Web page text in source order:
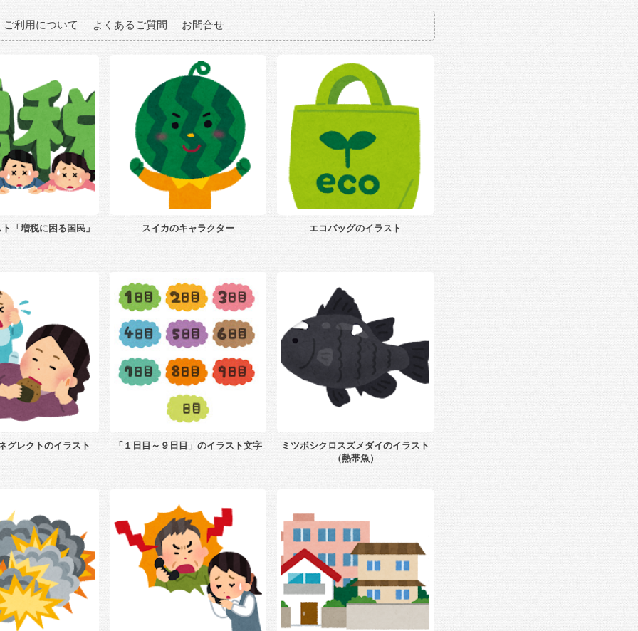
ご利用について よくあるご質問 お問合せ
「増税に困る国民」 スイカのキャラクター エコバッグのイラスト
グレクトのイラスト 「１日目～９日目」のイラスト文字
ミツボシクロスズメダイのイラスト
（熱帯魚）